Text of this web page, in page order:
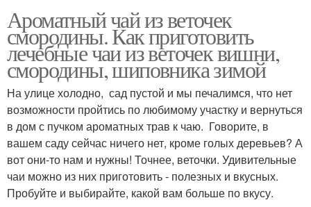
Ароматный чай из веточек
смородины. Как приготовить
лечебные чаи из веточек вишни,
смородины, шиповника зимой
На улице холодно, сад пустой и мы печалимся, что нет
возможности пройтись по любимому участку и вернуться
в дом с пучком ароматных трав к чаю. Говорите, в
вашем саду сейчас ничего нет, кроме голых деревьев? А
вот они-то нам и нужны! Точнее, веточки. Удивительные
чаи можно из них приготовить - полезных и вкусных.
Пробуйте и выбирайте, какой вам больше по вкусу.